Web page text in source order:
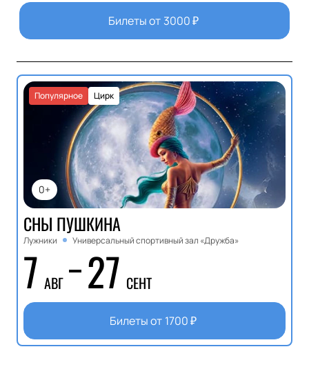
Билеты от 3000₽
0+
Цирк
Популярное
СНЫ ПУШКИНА
Лужники Универсальный спортивный зал «Дружба»
7 АВГ 27 СЕНТ
Билеты от 1700₽